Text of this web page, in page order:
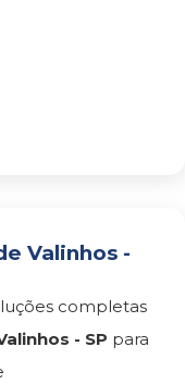
Valinhos -
completas
- SP para